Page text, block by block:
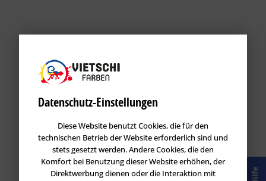
Hilfe
Datenschutz-Einstellungen
Diese Website benutzt Cookies, die für den
technischen Betrieb der Website erforderlich sind und
stets gesetzt werden. Andere Cookies, die den
Komfort bei Benutzung dieser Website erhöhen, der
Direktwerbung dienen oder die Interaktion mit